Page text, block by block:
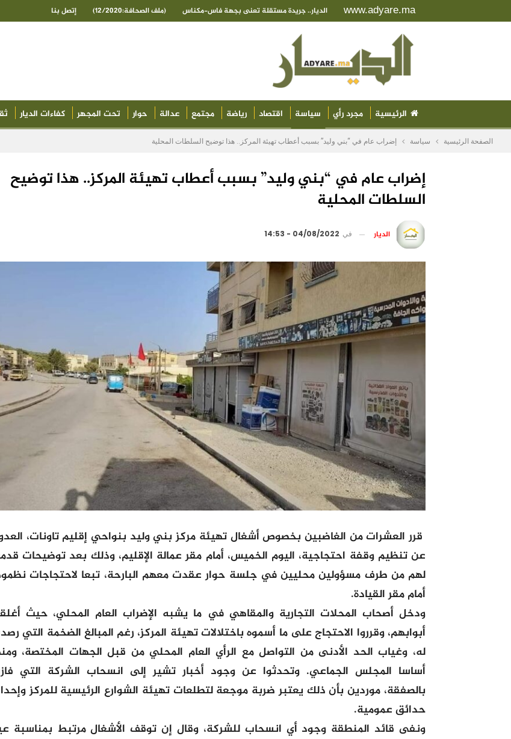
www.adyare.ma الديار.. جريدة مستقلة تعنى بجهة فاس-مكناس (ملف الصحافة:12/2020) إتصل بنا
الرئيسية مجرد رأي سياسة اقتصاد رياضة مجتمع عدالة حوار تحت المجهر كفاءات الديار
الصفحة الرئيسية سياسة إضراب عام في “بني وليد” بسبب أعطاب تهيئة المركز.. هذا توضيح السلطات المحلية
إضراب عام في “بني وليد” بسبب أعطاب تهيئة المركز.. هذا توضيح
السلطات المحلية
الديار في 04/08/2022 - 14:53
قرر العشرات من الغاضبين بخصوص أشغال تهيئة مركز بني وليد بنواحي إقليم تاونات،
عن تنظيم وقفة احتجاجية، اليوم الخميس، أمام مقر عمالة الإقليم، وذلك بعد توضيحات
لهم من طرف مسؤولين محليين في جلسة حوار عقدت معهم البارحة، تبعا لاحتجاجات
أمام مقر القيادة.
ودخل أصحاب المحلات التجارية والمقاهي في ما يشبه الإضراب العام المحلي، حيث
أبوابهم، وقرروا الاحتجاج على ما أسموه باختلالات تهيئة المركز، رغم المبالغ الضخمة التي
له، وغياب الحد الأدنى من التواصل مع الرأي العام المحلي من قبل الجهات المختصة،
أساسا المجلس الجماعي. وتحدثوا عن وجود أخبار تشير إلى انسحاب الشركة التي
بالصفقة، موردين بأن ذلك يعتبر ضربة موجعة لتطلعات تهيئة الشوارع الرئيسية للمركز
حدائق عمومية.
ونفى قائد المنطقة وجود أي انسحاب للشركة، وقال إن توقف الأشغال مرتبط بمناسبة